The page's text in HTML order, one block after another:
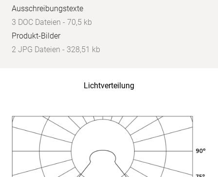
Ausschreibungstexte
3 DOC Dateien - 70,5 kb
Produkt-Bilder
2 JPG Dateien - 328,51 kb
Lichtverteilung